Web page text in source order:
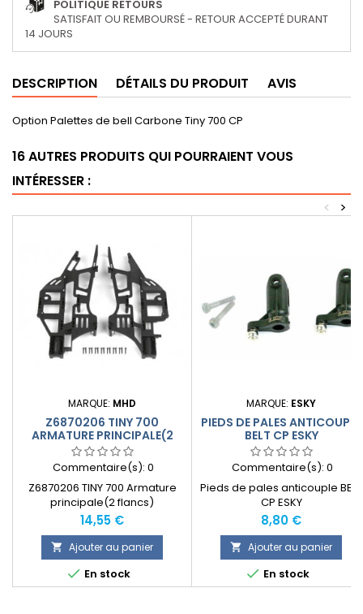
POLITIQUE RETOURS
SATISFAIT OU REMBOURSÉ - RETOUR ACCEPTÉ DURANT
14 JOURS
DESCRIPTION DÉTAILS DU PRODUIT AVIS
Option Palettes de bell Carbone Tiny 700 CP
16 AUTRES PRODUITS QUI POURRAIENT VOUS
INTÉRESSER :
>
<
MARQUE: MHD
Z6870206 TINY 700
ARMATURE PRINCIPALE(2
FLANCS)
Commentaire(s): 0
Z6870206 TINY 700 Armature
principale(2 flancs)
Prix
14,55 €
 Ajouter au panier
 En stock
MARQUE: ESKY
PIEDS DE PALES ANTICOUPLE
BELT CP ESKY
Commentaire(s): 0
Pieds de pales anticouple BELT
CP ESKY
Prix
8,80 €
 Ajouter au panier
 En stock